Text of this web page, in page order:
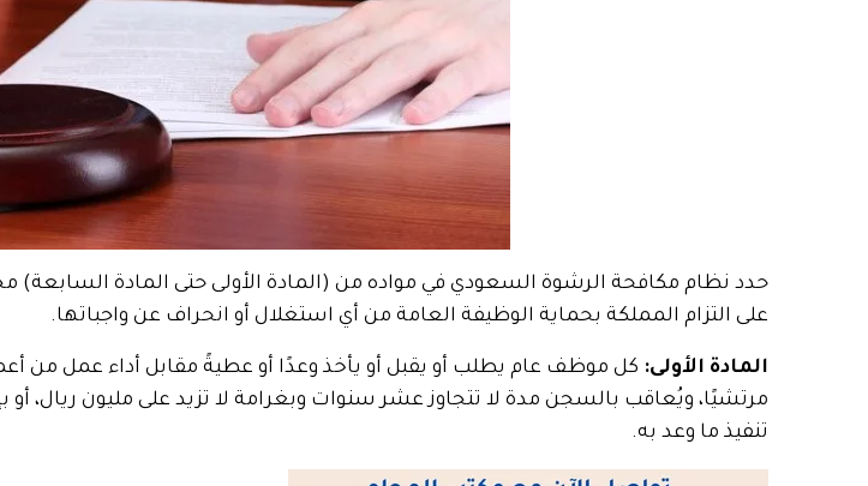
حدد نظام مكافحة الرشوة السعودي في مواده من (المادة الأولى حتى المادة
على التزام المملكة بحماية الوظيفة العامة من أي استغلال أو انحراف عن واجباتها.
المادة الأولى: كل موظف عام يطلب أو يقبل أو يأخذ وعدًا أو عطيةً مقابل أداء عمل من
مرتشيًا، ويُعاقب بالسجن مدة لا تتجاوز عشر سنوات وبغرامة لا تزيد على مليون ريال،
تنفيذ ما وعد به.